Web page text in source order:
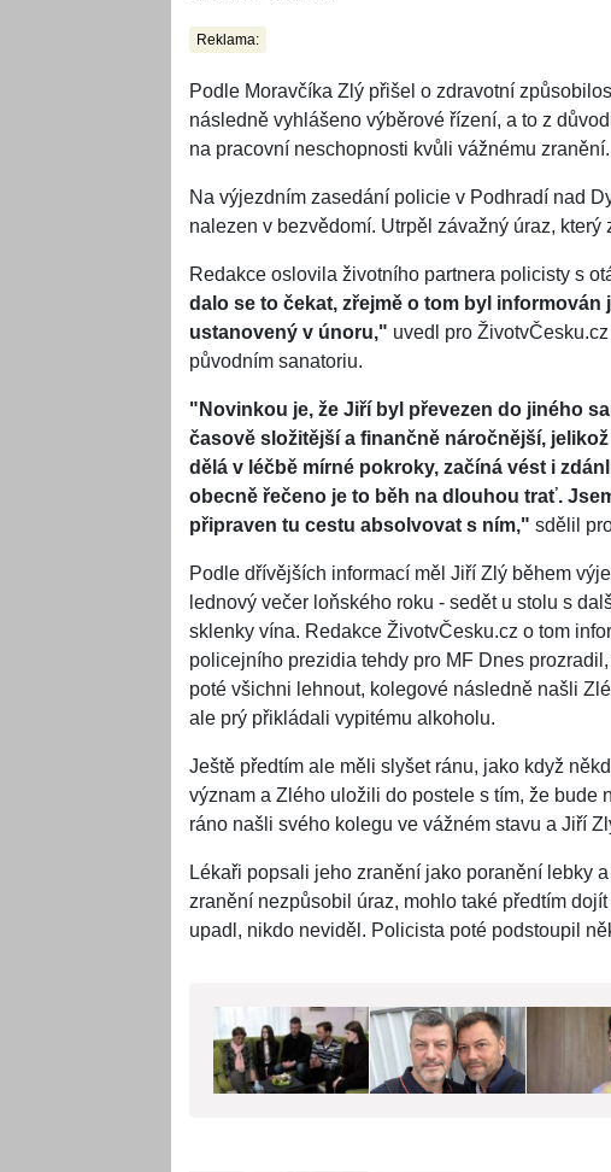
Reklama:
Podle Moravčíka Zlý přišel o zdravotní
následně vyhlášeno výběrové řízení, a to z
na pracovní neschopnosti kvůli vážnému zranění.
Na výjezdním zasedání policie v Podhradí nad
nalezen v bezvědomí. Utrpěl závažný úraz, který
Redakce oslovila životního partnera policisty s
dalo se to čekat, zřejmě o tom byl
ustanovený v únoru," uvedl pro
původním sanatoriu.
"Novinkou je, že Jiří byl převezen do jiného
časově složitější a finančně náročnější,
dělá v léčbě mírné pokroky, začíná vést i
obecně řečeno je to běh na dlouhou trať.
připraven tu cestu absolvovat s ním," sdělil
Podle dřívějších informací měl Jiří Zlý během
lednový večer loňského roku - sedět u stolu s
sklenky vína. Redakce ŽivotvČesku.cz o tom
policejního prezidia tehdy pro MF Dnes
poté všichni lehnout, kolegové následně našli
ale prý přikládali vypitému alkoholu.
Ještě předtím ale měli slyšet ránu, jako když
význam a Zlého uložili do postele s tím, že bude
ráno našli svého kolegu ve vážném stavu a Jiří
Lékaři popsali jeho zranění jako poranění lebky
zranění nezpůsobil úraz, mohlo také předtím
upadl, nikdo neviděl. Policista poté podstoupil